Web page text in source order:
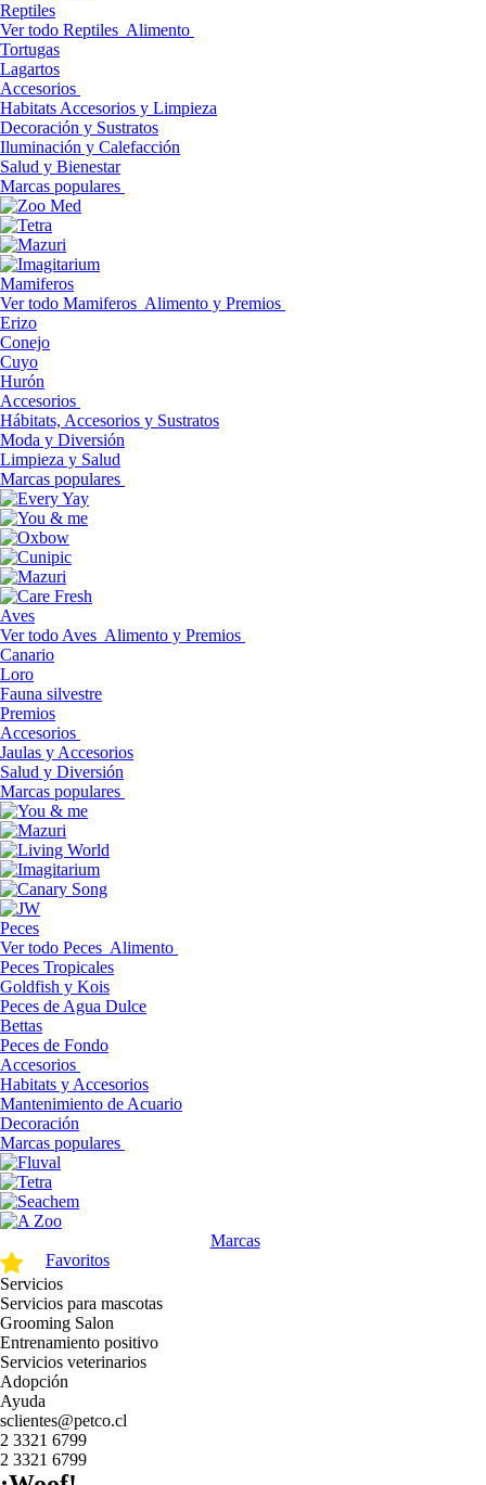
Reptiles
Ver todo Reptiles Alimento
Tortugas
Lagartos
Accesorios
Habitats Accesorios y Limpieza
Decoración y Sustratos
Iluminación y Calefacción
Salud y Bienestar
Marcas populares
Mamiferos
Ver todo Mamiferos Alimento y Premios
Erizo
Conejo
Cuyo
Hurón
Accesorios
Hábitats, Accesorios y Sustratos
Moda y Diversión
Limpieza y Salud
Marcas populares
Aves
Ver todo Aves Alimento y Premios
Canario
Loro
Fauna silvestre
Premios
Accesorios
Jaulas y Accesorios
Salud y Diversión
Marcas populares
Peces
Ver todo Peces Alimento
Peces Tropicales
Goldfish y Kois
Peces de Agua Dulce
Bettas
Peces de Fondo
Accesorios
Habitats y Accesorios
Mantenimiento de Acuario
Decoración
Marcas populares
Marcas
Favoritos
Servicios
Servicios para mascotas
Grooming Salon
Entrenamiento positivo
Servicios veterinarios
Adopción
Ayuda
sclientes@petco.cl
2 3321 6799
2 3321 6799